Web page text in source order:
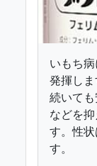
いもち
発揮し
続いて
などを
す。性
す。